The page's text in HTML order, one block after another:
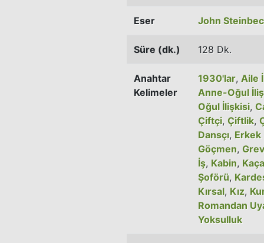
Eser John
Süre (dk.) 128 Dk.
Anahtar
Kelimeler
1930'lar, Aile
Anne-Oğul
Oğul İlişkisi,
Çiftçi, Çiftlik,
Dansçı, Erkek
Göçmen, Grev
İş, Kabin,
Şoförü,
Kırsal, Kız,
Romandan
Yoksulluk